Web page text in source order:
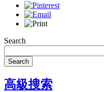
Search
Search
高級搜索